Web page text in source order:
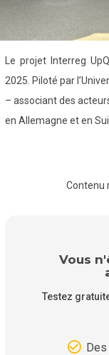
Le projet Interreg
2025. Piloté par
– associant des
en Allemagne et en
Contenu
Vous
Testez